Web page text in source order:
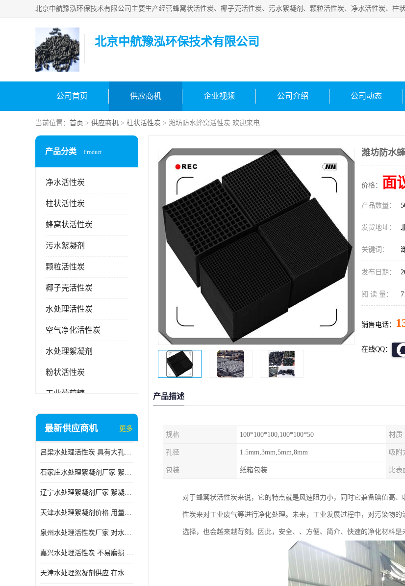
北京中航豫泓环保技术有限公司
公司首页 供应商机 企业视频 公司介绍 公司动态
当前位置： 首页 > 供应商机 > 柱状活性炭 > 潍坊防水蜂窝活性炭 欢迎来电
产品分类 Product
净水活性炭
柱状活性炭
蜂窝状活性炭
污水絮凝剂
颗粒活性炭
椰子壳活性炭
水处理活性炭
空气净化活性炭
水处理絮凝剂
粉状活性炭
工业葡萄糖
废气处理活性炭
块状活性炭
最新供应商机 更多
吕梁水处理活性炭 具有大孔结构 适用于多种水处理工艺和需求
石家庄水处理絮凝剂厂家 絮凝速度快 便于后续的沉淀和过滤处理
辽宁水处理絮凝剂厂家 絮凝效果好 使水质得到明显的改善
天津水处理絮凝剂价格 用量相对较少 便于后续的沉淀和过滤处理
泉州水处理活性炭厂家 对水中的微小颗粒有较好的去除效果
嘉兴水处理活性炭 不易磨损 碎裂和粉化 能够吸附大分子有机物
天津水处理絮凝剂供应 在水中的稳定性较好 絮凝速度快
潍坊防水
价格： 面
产品数量：
发货地址：
关键词：
发布日期：
阅 读 量：
销售电话：
在线QQ：
产品描述
规格 100*100*100,100*100*50 材质
孔径 1.5mm,3mm,5mm,8mm 吸附
包装 纸箱包装 比表
对于蜂窝状活性炭来说，它的特点就是风速阻力小，同时它兼备碘值高
性炭来对工业废气等进行净化处理。未来，工业发展过程中，对污染物
选择，也会越来越苛刻。因此，安全、、方便、简介、快速的净化材料是